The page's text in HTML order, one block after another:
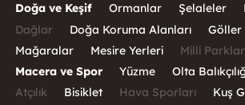
Doğa ve Keşif
Ormanlar Şelaleler
Dağlar
Doğa Koruma Alanları Göller
Mağaralar
Mesire Yerleri Milli Parklar
Macera ve Spor
Yüzme Olta
Atçılık
Bisiklet Hava Sporları
Kuş